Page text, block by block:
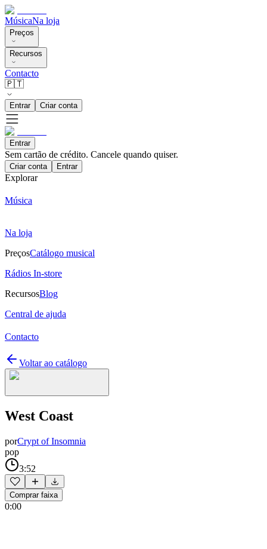
MúsicaNa loja
Preços
Recursos
Contacto
🇵🇹
Entrar Criar conta
Entrar
Sem cartão de crédito. Cancele quando quiser.
Criar conta Entrar
Explorar
Música
Na loja
PreçosCatálogo musical
Rádios In-store
RecursosBlog
Central de ajuda
Contacto
Voltar ao catálogo
West Coast
porCrypt of Insomnia
pop
3:52
Comprar faixa
0:00